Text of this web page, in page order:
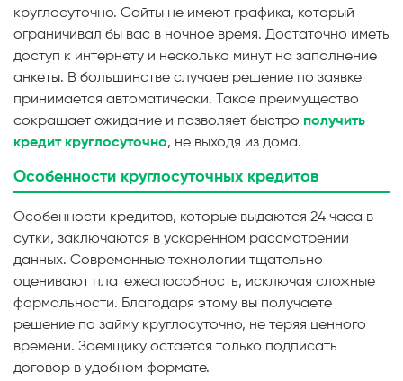
круглосуточно. Сайты не имеют графика, который
ограничивал бы вас в ночное время. Достаточно иметь
доступ к интернету и несколько минут на заполнение
анкеты. В большинстве случаев решение по заявке
принимается автоматически. Такое преимущество
сокращает ожидание и позволяет быстро получить
кредит круглосуточно, не выходя из дома.
Особенности круглосуточных кредитов
Особенности кредитов, которые выдаются 24 часа в
сутки, заключаются в ускоренном рассмотрении
данных. Современные технологии тщательно
оценивают платежеспособность, исключая сложные
формальности. Благодаря этому вы получаете
решение по займу круглосуточно, не теряя ценного
времени. Заемщику остается только подписать
договор в удобном формате.